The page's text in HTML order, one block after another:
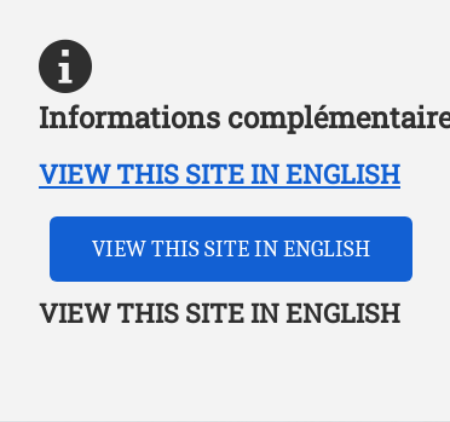
Informations
VIEW THIS SITE IN ENGLISH
VIEW THIS SITE IN ENGLISH
VIEW THIS SITE IN ENGLISH